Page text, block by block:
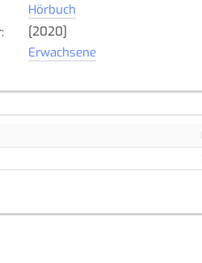
Hörbuch
:
[2020]
Erwachsene